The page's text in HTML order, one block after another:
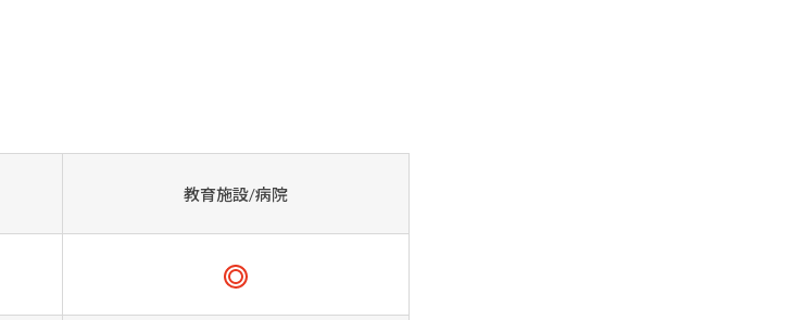
教育施設/病院